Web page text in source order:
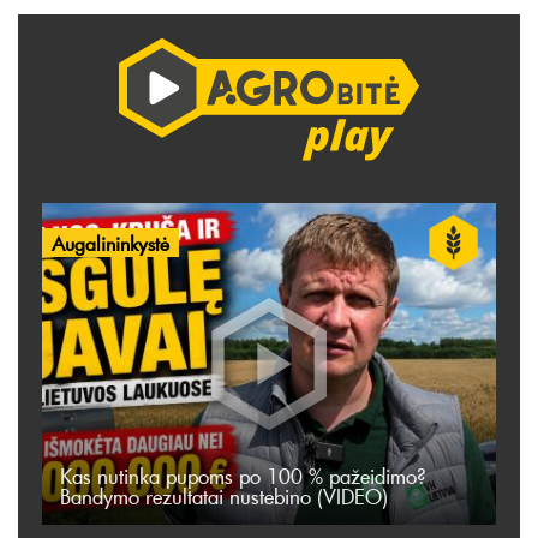
Augalininkystė
Kas nutinka pupoms po 100 % pažeidimo?
Bandymo rezultatai nustebino (VIDEO)